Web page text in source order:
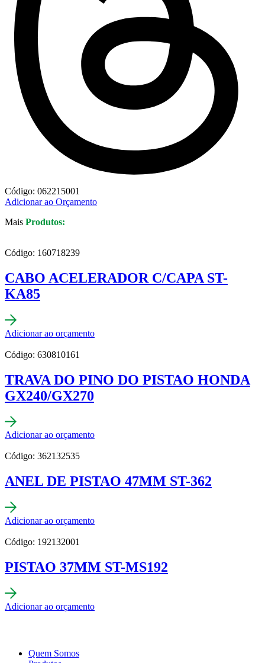
Código: 062215001
Adicionar ao Orçamento
Mais Produtos:
Código: 160718239
CABO ACELERADOR C/CAPA ST-
KA85
Adicionar ao orçamento
Código: 630810161
TRAVA DO PINO DO PISTAO HONDA
GX240/GX270
Adicionar ao orçamento
Código: 362132535
ANEL DE PISTAO 47MM ST-362
Adicionar ao orçamento
Código: 192132001
PISTAO 37MM ST-MS192
Adicionar ao orçamento
Quem Somos